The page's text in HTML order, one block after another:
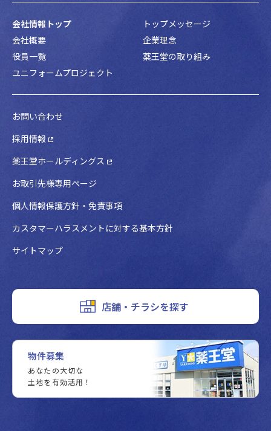
会社情報トップ
トップメッセージ
会社概要
企業理念
役員一覧
薬王堂の取り組み
ユニフォームプロジェクト
お問い合わせ
採用情報
薬王堂ホールディングス
お取引先様専用ページ
個人情報保護方針・免責事項
カスタマーハラスメントに対する基本方針
サイトマップ
店舗・チラシを探す
物件募集
あなたの大切な
土地を有効活用！